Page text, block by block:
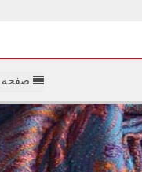
صفحه